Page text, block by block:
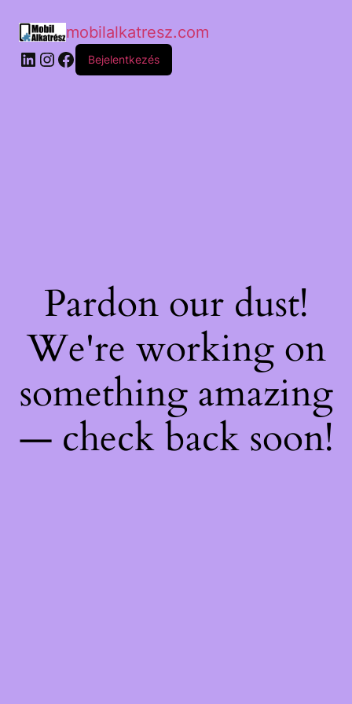
mobilalkatresz.com
Bejelentkezés
Pardon our dust!
We're working on
something amazing
— check back soon!